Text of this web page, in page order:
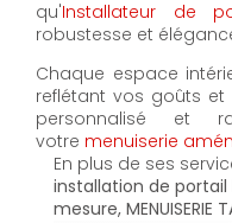
qu'Installateur de
robustesse et
Chaque espace
reflétant vos goûts et
personnalisé et
votre menuiserie
En plus de ses
installation de
mesure, MENUISERIE